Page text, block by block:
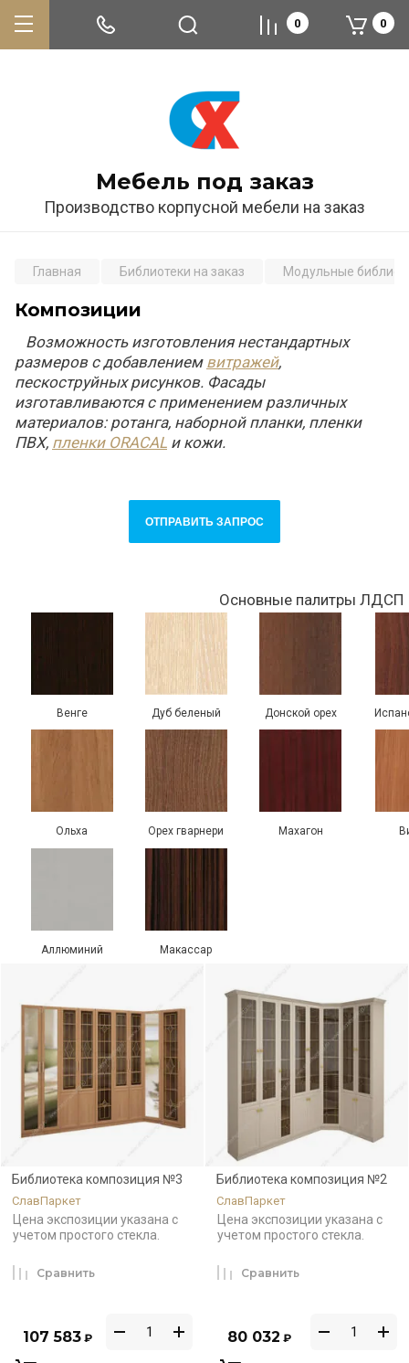
Мебель под заказ
Производство корпусной мебели на заказ
0 0
Главная Библиотеки на заказ Модульные
Композиции
Возможность изготовления нестандартных
размеров с добавлением витражей,
пескоструйных рисунков. Фасады
изготавливаются с применением различных
материалов: ротанга, наборной планки, пленки
ПВХ, пленки ORACAL и кожи.
ОТПРАВИТЬ ЗАПРОС
Основные палитры ЛДСП
Венге Дуб беленый Донской орех
Ольха Орех гварнери Махагон
Аллюминий Макассар
Библиотека композиция №3
СлавПаркет
Цена экспозиции указана с
учетом простого стекла.
107 583 ₽
Сравнить
Библиотека композиция №2
СлавПаркет
Цена экспозиции указана с
учетом простого стекла.
80 032 ₽
Сравнить